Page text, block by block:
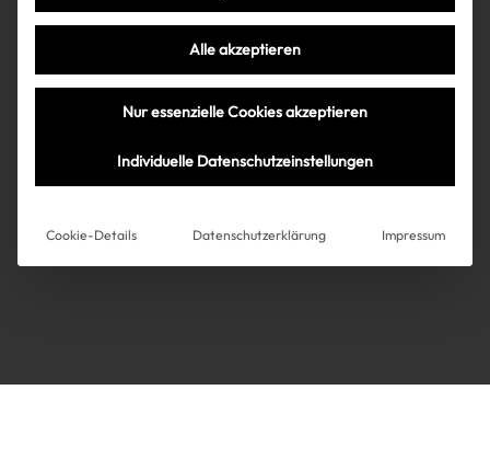
Über uns Kooperationen
AGB
Über uns
Kooperationen
Instagram
Très Click
Impressum
AGB
Alle akzeptieren
Nur essenzielle Cookies akzeptieren
Individuelle Datenschutzeinstellungen
Cookie-Details Datenschutzerklärung Impressum